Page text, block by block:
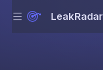
Menu LeakRadar